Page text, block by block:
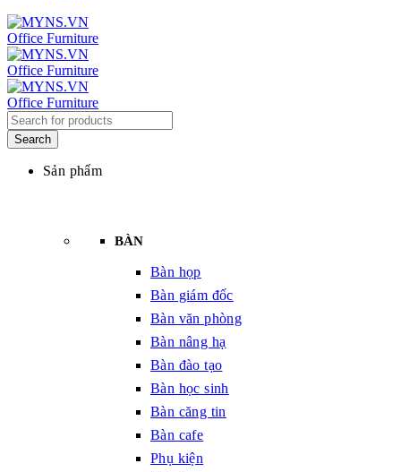
Sản phẩm
BÀN
Bàn họp
Bàn giám đốc
Bàn văn phòng
Bàn nâng hạ
Bàn đào tạo
Bàn học sinh
Bàn căng tin
Bàn cafe
Phụ kiện